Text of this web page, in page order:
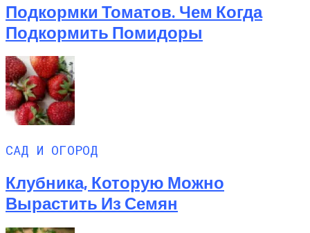
Подкормки Томатов. Чем Когда
Подкормить Помидоры
САД И ОГОРОД
Клубника, Которую Можно
Вырастить Из Семян